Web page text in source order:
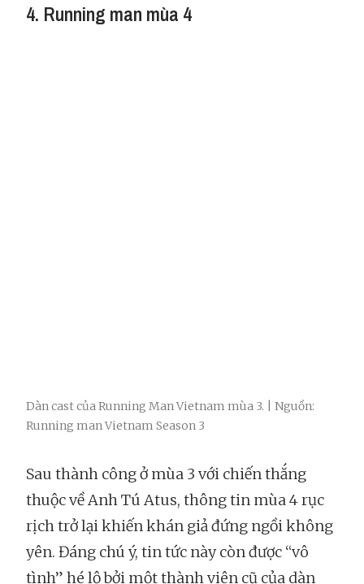
4. Running man mùa 4
Dàn cast của Running Man Vietnam mùa 3. | Nguồn:
Running man Vietnam Season 3
Sau thành công ở mùa 3 với chiến thắng
thuộc về Anh Tú Atus, thông tin mùa 4 rục
rịch trở lại khiến khán giả đứng ngồi không
yên. Đáng chú ý, tin tức này còn được “vô
tình” hé lộ bởi một thành viên cũ của dàn